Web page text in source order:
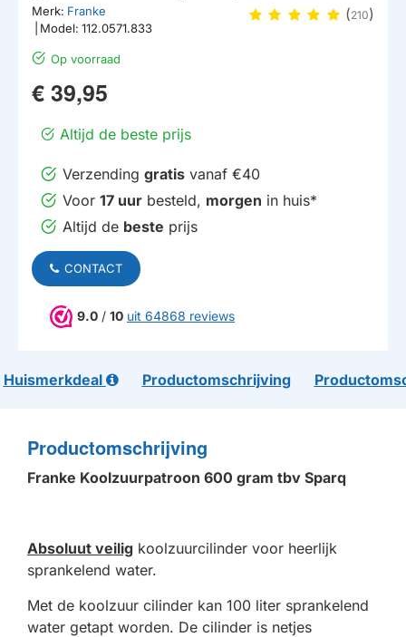
Op voorraad
Merk: Franke
Model: 112.0571.833
(210)
€ 39,95
Altijd de beste prijs
Verzending gratis vanaf €40
Voor 17 uur besteld, morgen in huis*
Altijd de beste prijs
CONTACT
9.0 / 10 uit 64868 reviews
Huismerkdeal Productomschrijving
Productomschrijving
Franke Koolzuurpatroon 600 gram tbv Sparq
Absoluut veilig koolzuurcilinder voor heerlijk
sprankelend water.
Met de koolzuur cilinder kan 100 liter sprankelend
water getapt worden. De cilinder is netjes